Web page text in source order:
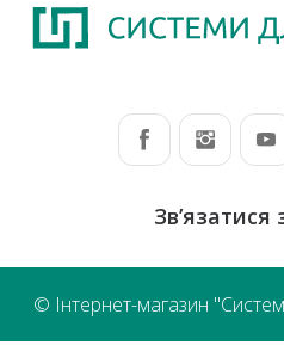
Зв’язатися
© Інтернет-магазин